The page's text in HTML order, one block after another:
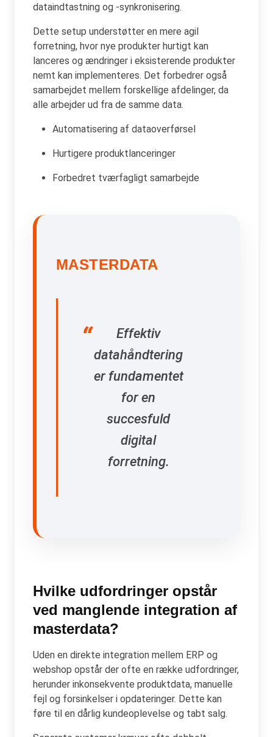
dataindtastning og -synkronisering.
Dette setup understøtter en mere agil
forretning, hvor nye produkter hurtigt kan
lanceres og ændringer i eksisterende produkter
nemt kan implementeres. Det forbedrer også
samarbejdet mellem forskellige afdelinger, da
alle arbejder ud fra de samme data.
Automatisering af dataoverførsel
Hurtigere produktlanceringer
Forbedret tværfagligt samarbejde
MASTERDATA
Effektiv
datahåndtering
er fundamentet
for en
succesfuld
digital
forretning.
Hvilke udfordringer opstår
ved manglende integration af
masterdata?
Uden en direkte integration mellem ERP og
webshop opstår der ofte en række udfordringer,
herunder inkonsekvente produktdata, manuelle
fejl og forsinkelser i opdateringer. Dette kan
føre til en dårlig kundeoplevelse og tabt salg.